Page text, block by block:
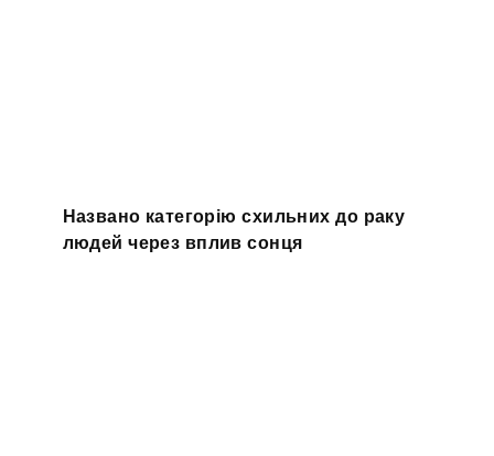
Названо категорію схильних до раку
людей через вплив сонця